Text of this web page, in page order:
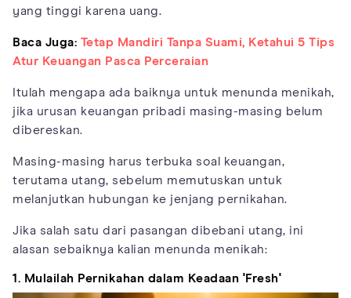
yang tinggi karena uang.
Baca Juga: Tetap Mandiri Tanpa Suami, Ketahui 5 Tips
Atur Keuangan Pasca Perceraian
Itulah mengapa ada baiknya untuk menunda menikah,
jika urusan keuangan pribadi masing-masing belum
dibereskan.
Masing-masing harus terbuka soal keuangan,
terutama utang, sebelum memutuskan untuk
melanjutkan hubungan ke jenjang pernikahan.
Jika salah satu dari pasangan dibebani utang, ini
alasan sebaiknya kalian menunda menikah:
1. Mulailah Pernikahan dalam Keadaan 'Fresh'